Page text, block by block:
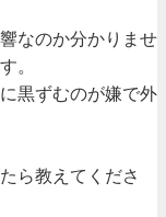
なのか分かりませ
。
黒ずむのが嫌で外
ら教えてくださ